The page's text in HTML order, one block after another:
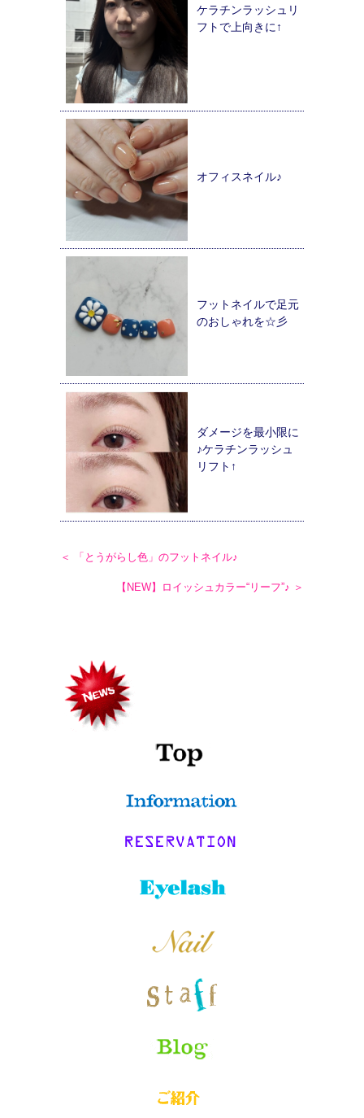
ケラチンラッシュリ
フトで上向きに↑
オフィスネイル♪
フットネイルで足元
のおしゃれを☆彡
ダメージを最小限に
♪ケラチンラッシュ
リフト↑
＜ 「とうがらし色」のフットネイル♪
【NEW】ロイッシュカラー“リーフ”♪ ＞